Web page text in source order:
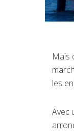
Mais
les
Avec